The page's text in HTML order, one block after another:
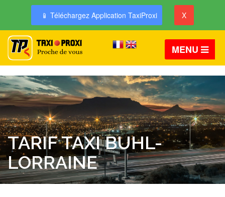
📱 Téléchargez Application TaxiProxi X
MENU
TARIF TAXI BUHL-
LORRAINE